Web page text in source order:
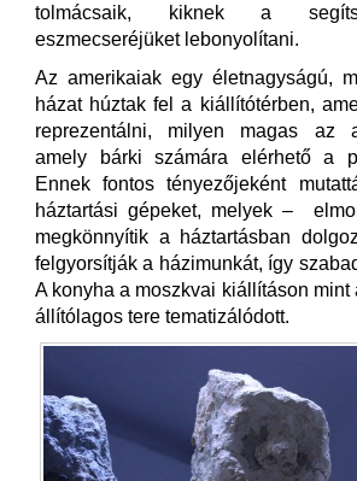
tolmácsaik, kiknek a
eszmecseréjüket lebonyolítani.
Az amerikaiak egy életnagyságú,
házat húztak fel a kiállítótérben,
reprezentálni, milyen magas az
amely bárki számára elérhető a
Ennek fontos tényezőjeként
háztartási gépeket, melyek –
megkönnyítik a háztartásban
felgyorsítják a házimunkát, így
A konyha a moszkvai kiállításon
állítólagos tere tematizálódott.